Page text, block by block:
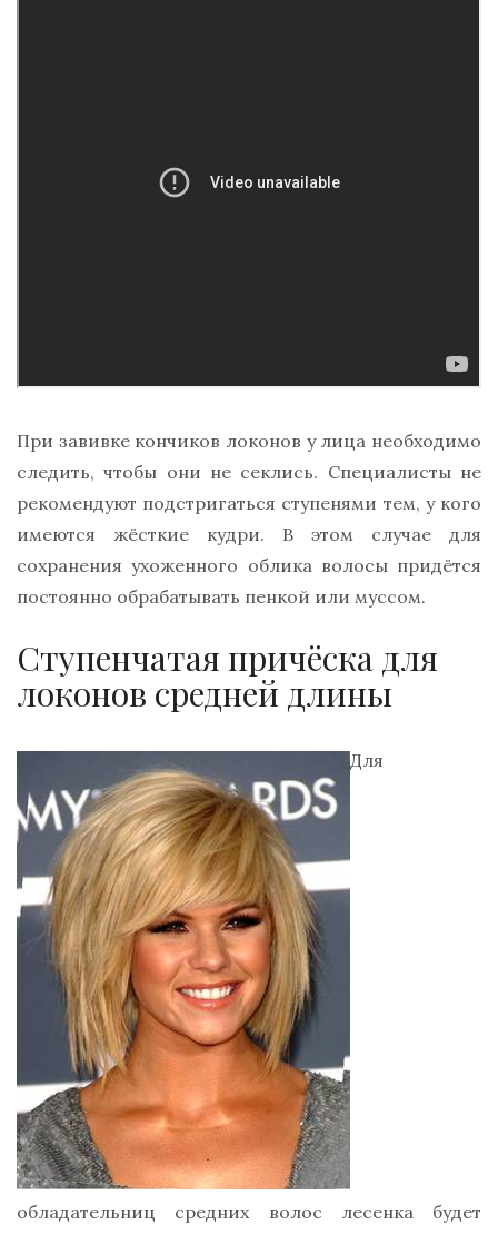
При завивке кончиков локонов у лица необходимо
следить, чтобы они не секлись. Специалисты не
рекомендуют подстригаться ступенями тем, у кого
имеются жёсткие кудри. В этом случае для
сохранения ухоженного облика волосы придётся
постоянно обрабатывать пенкой или муссом.
Ступенчатая причёска для
локонов средней длины
Для
обладательниц средних волос лесенка будет